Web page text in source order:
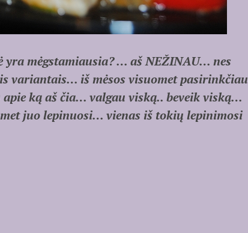
mėgstamiausia? … aš NEŽINAU… nes
variantais… iš mėsos visuomet pasirinkčiau
ką aš čia… valgau viską.. beveik viską…
juo lepinuosi… vienas iš tokių lepinimosi